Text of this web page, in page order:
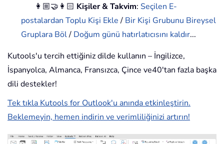
👩🏼‍🤝‍👩🏻 Kişiler & Takvim: Seçilen E-
postalardan Toplu Kişi Ekle/ Bir Kişi Grubunu Bireysel
Gruplara Böl/ Doğum günü hatırlatıcısını kaldır...
Kutools'u tercih ettiğiniz dilde kullanın – İngilizce,
İspanyolca, Almanca, Fransızca, Çince ve40'tan fazla başka
dili destekler!
Tek tıkla Kutools for Outlook'u anında etkinleştirin.
Beklemeyin, hemen indirin ve verimliliğinizi artırın!